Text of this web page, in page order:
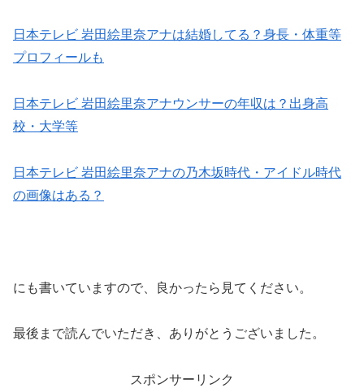
日本テレビ 岩田絵里奈アナは結婚してる？身長・体重等
プロフィールも
日本テレビ 岩田絵里奈アナウンサーの年収は？出身高
校・大学等
日本テレビ 岩田絵里奈アナの乃木坂時代・アイドル時代
の画像はある？
にも書いていますので、良かったら見てください。
最後まで読んでいただき、ありがとうございました。
スポンサーリンク